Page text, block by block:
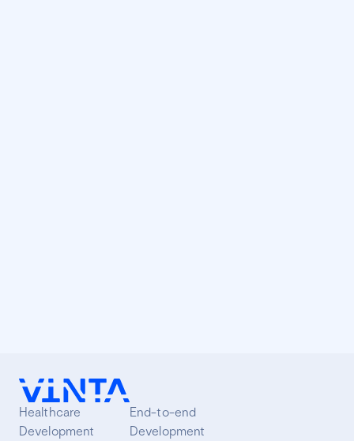
learn about the limitations of feedback culture and
understand how to take appropriate action once that
limit has been passed.
Healthcare
Development
End-to-end
Development